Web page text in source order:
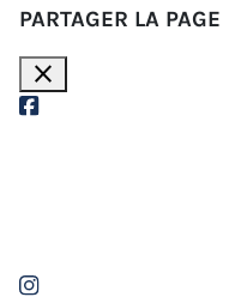
PARTAGER LA PAGE
close